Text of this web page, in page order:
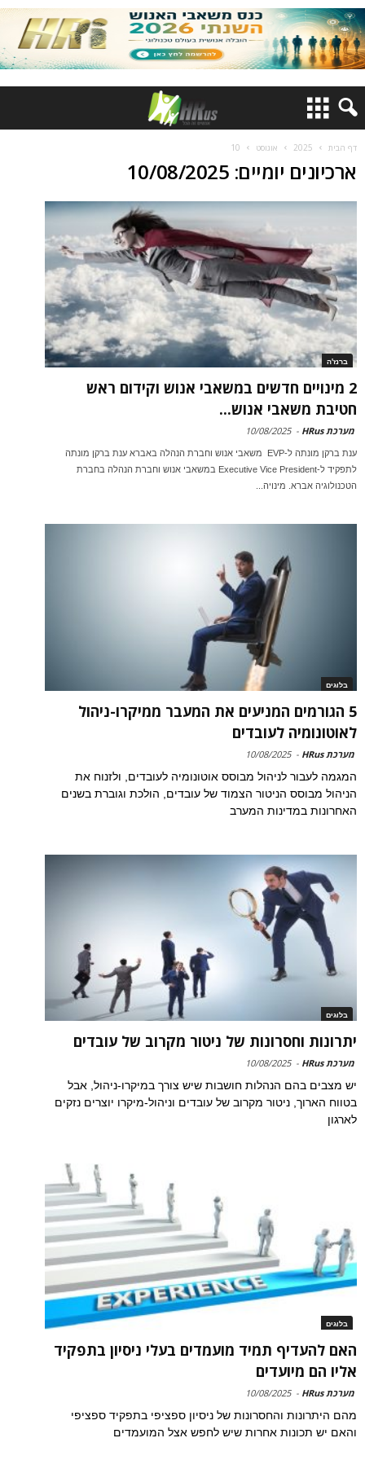
דף הבית 2025 אוגוסט 10
ארכיונים יומיים: 10/08/2025
ברנז'ה
2 מינויים חדשים במשאבי אנוש וקידום ראש
חטיבת משאבי אנוש...
מערכת HRus -
10/08/2025
ענת ברקן מונתה ל-EVP משאבי אנוש וחברת הנהלה באברא ענת ברקן מונתה
לתפקיד ל-Executive Vice President במשאבי אנוש וחברת הנהלה בחברת
הטכנולוגיה אברא. מינויה...
בלוגים
5 הגורמים המניעים את המעבר ממיקרו-ניהול
לאוטונומיה לעובדים
מערכת HRus -
10/08/2025
המגמה לעבור לניהול מבוסס אוטונומיה לעובדים, ולזנוח את
הניהול מבוסס הניטור הצמוד של עובדים, הולכת וגוברת בשנים
האחרונות במדינות המערב
בלוגים
יתרונות וחסרונות של ניטור מקרוב של עובדים
מערכת HRus -
10/08/2025
יש מצבים בהם הנהלות חושבות שיש צורך במיקרו-ניהול, אבל
בטווח הארוך, ניטור מקרוב של עובדים וניהול-מיקרו יוצרים נזקים
לארגון
בלוגים
האם להעדיף תמיד מועמדים בעלי ניסיון בתפקיד
אליו הם מיועדים
מערכת HRus -
10/08/2025
מהם היתרונות והחסרונות של ניסיון ספציפי בתפקיד ספציפי
והאם יש תכונות אחרות שיש לחפש אצל המועמדים